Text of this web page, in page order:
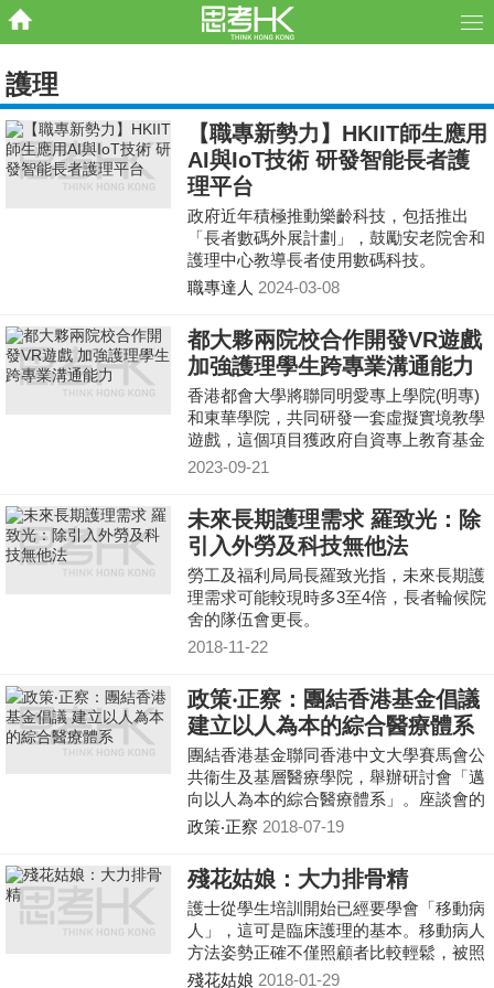
護理
【職專新勢力】HKIIT師生應用
AI與IoT技術 研發智能長者護
理平台
政府近年積極推動樂齡科技，包括推出
「長者數碼外展計劃」，鼓勵安老院舍和
護理中心教導長者使用數碼科技。
職專達人 2024-03-08
都大夥兩院校合作開發VR遊戲
加強護理學生跨專業溝通能力
香港都會大學將聯同明愛專上學院(明專)
和東華學院，共同研發一套虛擬實境教學
遊戲，這個項目獲政府自資專上教育基金
轄下的質素提升支援計劃撥款797萬港
院校共約2800名護理和物理治療本科生提
供模擬訓練，加強學生對跨專業溝通的理
解和提升實踐能力。
2023-09-21
未來長期護理需求 羅致光：除
引入外勞及科技無他法
勞工及福利局局長羅致光指，未來長期護
理需求可能較現時多3至4倍，長者輪候院
舍的隊伍會更長。
2018-11-22
政策‧正察：團結香港基金倡議
建立以人為本的綜合醫療體系
團結香港基金聯同香港中文大學賽馬會公
共衞生及基層醫療學院，舉辦研討會「邁
向以人為本的綜合醫療體系」。座談會的
嘉賓均認同香港醫療體系應重新定位，包
務，讓醫療體系更切合21世紀的時代需
求。
政策‧正察 2018-07-19
殘花姑娘：大力排骨精
護士從學生培訓開始已經要學會「移動病
人」，這可是臨床護理的基本。移動病人
方法姿勢正確不僅照顧者比較輕鬆，被照
顧的也會有同感，方法不正確會傷到自
殘花姑娘 2018-01-29